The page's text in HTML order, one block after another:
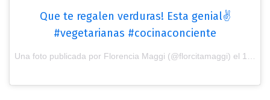
Que te regalen verduras! Esta genial✌
#vegetarianas #cocinaconciente
Una foto publicada por Florencia Maggi (@florcitamaggi) el 16 de Ago de 2016 a la(s) 11:28 PDT